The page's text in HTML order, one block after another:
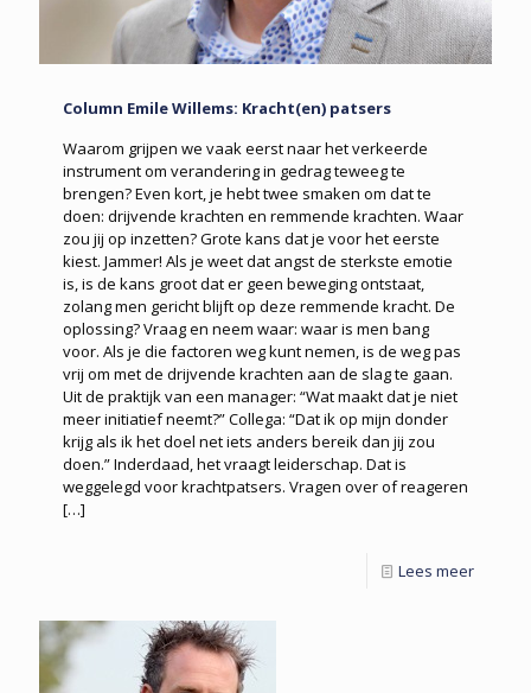
Column Emile Willems: Kracht(en) patsers
Waarom grijpen we vaak eerst naar het verkeerde
instrument om verandering in gedrag teweeg te
brengen? Even kort, je hebt twee smaken om dat te
doen: drijvende krachten en remmende krachten. Waar
zou jij op inzetten? Grote kans dat je voor het eerste
kiest. Jammer! Als je weet dat angst de sterkste emotie
is, is de kans groot dat er geen beweging ontstaat,
zolang men gericht blijft op deze remmende kracht. De
oplossing? Vraag en neem waar: waar is men bang
voor. Als je die factoren weg kunt nemen, is de weg pas
vrij om met de drijvende krachten aan de slag te gaan.
Uit de praktijk van een manager: “Wat maakt dat je niet
meer initiatief neemt?” Collega: “Dat ik op mijn donder
krijg als ik het doel net iets anders bereik dan jij zou
doen.” Inderdaad, het vraagt leiderschap. Dat is
weggelegd voor krachtpatsers. Vragen over of reageren
[…]
Lees meer